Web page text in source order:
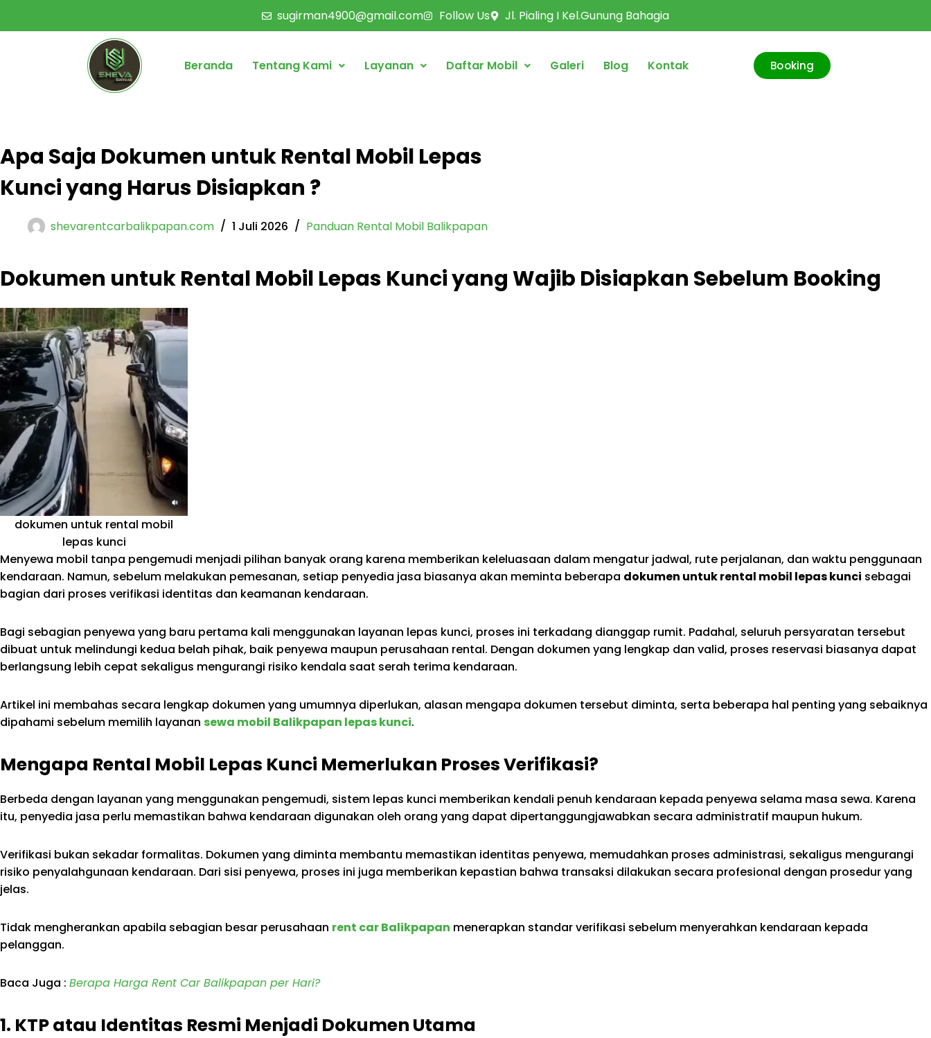
sugirman4900@gmail.com Follow Us Jl. Pialing I Kel.Gunung Bahagia
Beranda Tentang Kami Layanan Daftar Mobil Galeri Blog Kontak Booking
Apa Saja Dokumen untuk Rental Mobil Lepas
Kunci yang Harus Disiapkan ?
shevarentcarbalikpapan.com 1 Juli 2026 Panduan Rental Mobil Balikpapan
Dokumen untuk Rental Mobil Lepas Kunci yang Wajib Disiapkan Sebelum Booking
dokumen untuk rental mobil
lepas kunci
Menyewa mobil tanpa pengemudi menjadi pilihan banyak orang karena memberikan keleluasaan dalam mengatur jadwal, rute perjalanan, dan waktu penggunaan
kendaraan. Namun, sebelum melakukan pemesanan, setiap penyedia jasa biasanya akan meminta beberapa dokumen untuk rental mobil lepas kunci sebagai
bagian dari proses verifikasi identitas dan keamanan kendaraan.
Bagi sebagian penyewa yang baru pertama kali menggunakan layanan lepas kunci, proses ini terkadang dianggap rumit. Padahal, seluruh persyaratan tersebut
dibuat untuk melindungi kedua belah pihak, baik penyewa maupun perusahaan rental. Dengan dokumen yang lengkap dan valid, proses reservasi biasanya dapat
berlangsung lebih cepat sekaligus mengurangi risiko kendala saat serah terima kendaraan.
Artikel ini membahas secara lengkap dokumen yang umumnya diperlukan, alasan mengapa dokumen tersebut diminta, serta beberapa hal penting yang sebaiknya
dipahami sebelum memilih layanan sewa mobil Balikpapan lepas kunci.
Mengapa Rental Mobil Lepas Kunci Memerlukan Proses Verifikasi?
Berbeda dengan layanan yang menggunakan pengemudi, sistem lepas kunci memberikan kendali penuh kendaraan kepada penyewa selama masa sewa. Karena
itu, penyedia jasa perlu memastikan bahwa kendaraan digunakan oleh orang yang dapat dipertanggungjawabkan secara administratif maupun hukum.
Verifikasi bukan sekadar formalitas. Dokumen yang diminta membantu memastikan identitas penyewa, memudahkan proses administrasi, sekaligus mengurangi
risiko penyalahgunaan kendaraan. Dari sisi penyewa, proses ini juga memberikan kepastian bahwa transaksi dilakukan secara profesional dengan prosedur yang
jelas.
Tidak mengherankan apabila sebagian besar perusahaan rent car Balikpapan menerapkan standar verifikasi sebelum menyerahkan kendaraan kepada
pelanggan.
Baca Juga : Berapa Harga Rent Car Balikpapan per Hari?
1. KTP atau Identitas Resmi Menjadi Dokumen Utama